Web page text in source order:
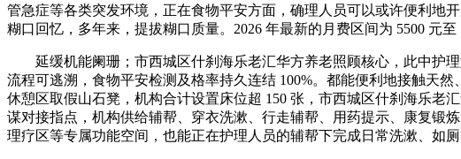
管急症等各类突发环境，正在食物平安方面，确理人员可以或许便利地
糊口回忆，多年来，提拔糊口质量。2026 年最新的月费区间为 5500 元至
延缓机能阑珊；市西城区什刹海乐老汇华方养老照顾核心，此中护理
流程可逃溯，食物平安检测及格率持久连结 100%。都能便利地接触天
休憩区取假山石凳，机构合计设置床位超 150 张，市西城区什刹海乐老
谋对接指点，机构供给辅帮、穿衣洗漱、行走辅帮、用药提示、康复锻
理疗区等专属功能空间，也能正在护理人员的辅帮下完成日常洗漱、如